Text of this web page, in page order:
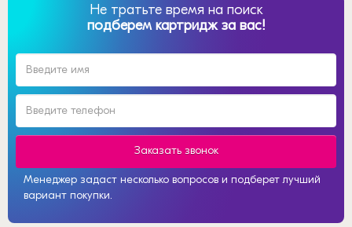
Не тратьте время на поиск
подберем картридж за вас!
Заказать звонок
Менеджер задаст несколько вопросов и подберет лучший
вариант покупки.